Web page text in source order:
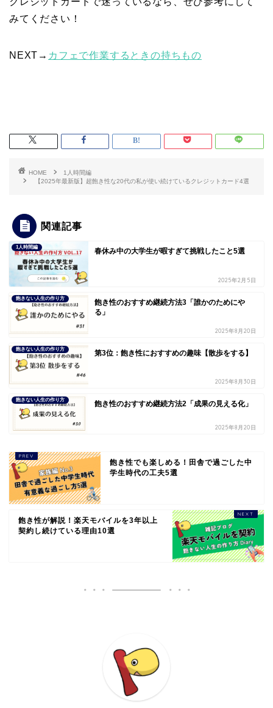
みてください！
NEXT→ カフェで作業するときの持ちもの
HOME
1人時間編
【2025年最新版】超飽き性な20代の私が使い続けているクレジットカード4選
関連記事
1人時間編 春休み中の大学生が暇すぎて挑戦したこと5選
2025年2月5日
飽きない人生の作り方
飽き性のおすすめ継続方法3「誰かのためにや
る」
2025年8月20日
飽きない人生の作り方 第3位：飽き性におすすめの趣味【散歩をする】
2025年8月30日
飽きない人生の作り方 飽き性のおすすめ継続方法2「成果の見える化」
2025年8月20日
飽き性でも楽しめる！田舎で過ごした中
学生時代の工夫5選
飽き性が解説！楽天モバイルを3年以上
契約し続けている理由10選